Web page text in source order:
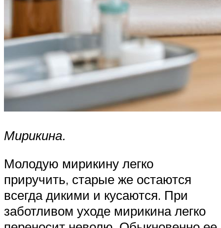
Мирикина.
Молодую мирикину легко
приручить, старые же остаются
всегда дикими и кусаются. При
заботливом уходе мирикина легко